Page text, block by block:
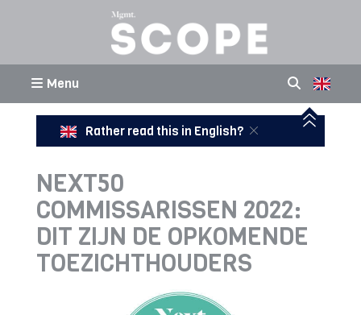
Menu
Rather read this in English?
NEXT50
COMMISSARISSEN 2022:
DIT ZIJN DE OPKOMENDE
TOEZICHTHOUDERS